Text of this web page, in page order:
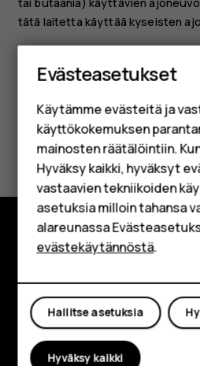
Älypuhelimet
Perinteiset
Lisävarusteet
HMD Terra M
Yrityksille
Tabletit
Shop
tätä laitetta käyttää kyseisten
Oliko tästä apua?
Kyllä Ei
Tutustu
Tietoa meistä
Planet and people
Tuki
Evästeasetukset
Käytämme evästeitä ja
käyttökokemuksen
mainosten räätälöintiin.
Hyväksy kaikki, hyväksyt
vastaavien tekniikoiden
asetuksia milloin tahansa
alareunassa
evästekäytännöstä.
Hallitse asetuksia
Hyväksy kaikki